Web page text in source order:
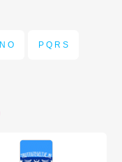
O P Q R S